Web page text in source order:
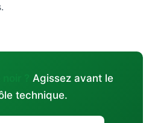
Agissez avant le
technique.